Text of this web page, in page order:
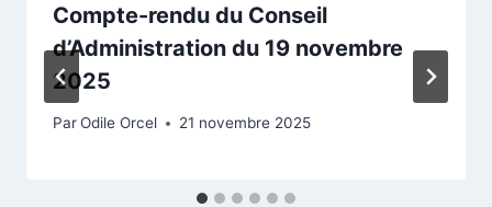
Compte-rendu du Conseil
d’Administration du 19 novembre
2025
ParOdile Orcel 21 novembre 2025